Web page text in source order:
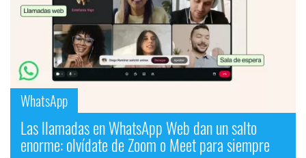
WhatsApp
Las llamadas en WhatsApp Web dan un salto
enorme: olvídate de Zoom o Meet para siempre